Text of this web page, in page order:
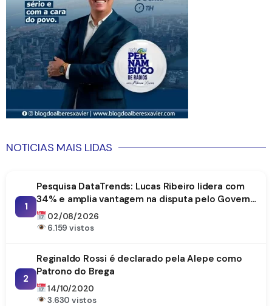
NOTICIAS MAIS LIDAS
1
Pesquisa DataTrends: Lucas Ribeiro lidera com
34% e amplia vantagem na disputa pelo Governo
da Paraíba
02/08/2026
6.159 vistos
2
Reginaldo Rossi é declarado pela Alepe como
Patrono do Brega
14/10/2020
3.630 vistos